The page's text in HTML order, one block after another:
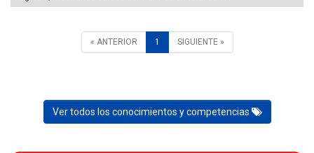
« ANTERIOR 1 SIGUIENTE »
Ver todos los conocimientos y competencias